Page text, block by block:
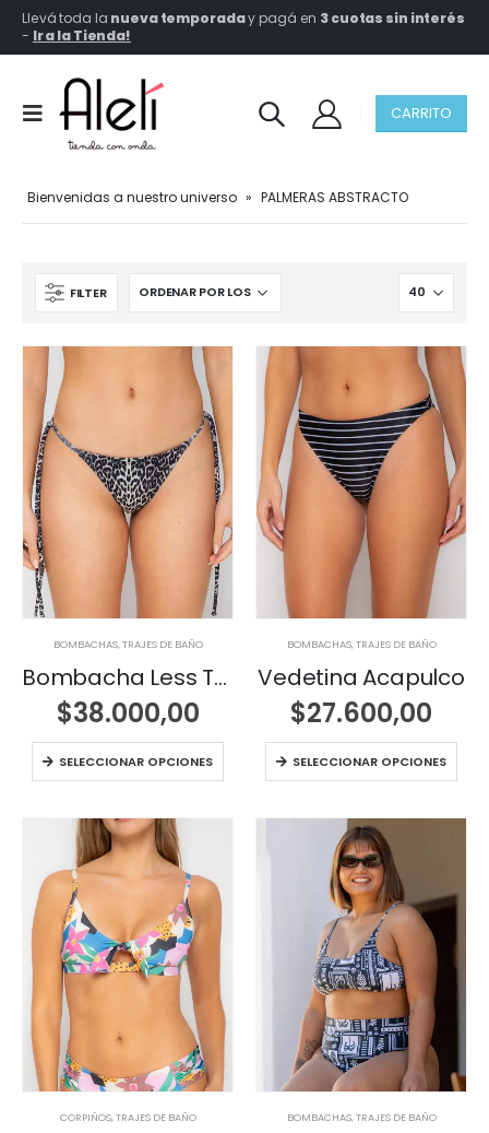
Llevá toda la nueva temporaday pagá en 3 cuotas sin interés
- Ir a la Tienda!
CARRITO
Bienvenidas a nuestro universo » PALMERAS ABSTRACTO
FILTER
BOMBACHAS,TRAJES DE BAÑO
Bombacha Less Tropea
$38.000,00
SELECCIONAR OPCIONES
BOMBACHAS,TRAJES DE BAÑO
Vedetina Acapulco
$27.600,00
SELECCIONAR OPCIONES
CORPIÑOS,TRAJES DE BAÑO BOMBACHAS,TRAJES DE BAÑO